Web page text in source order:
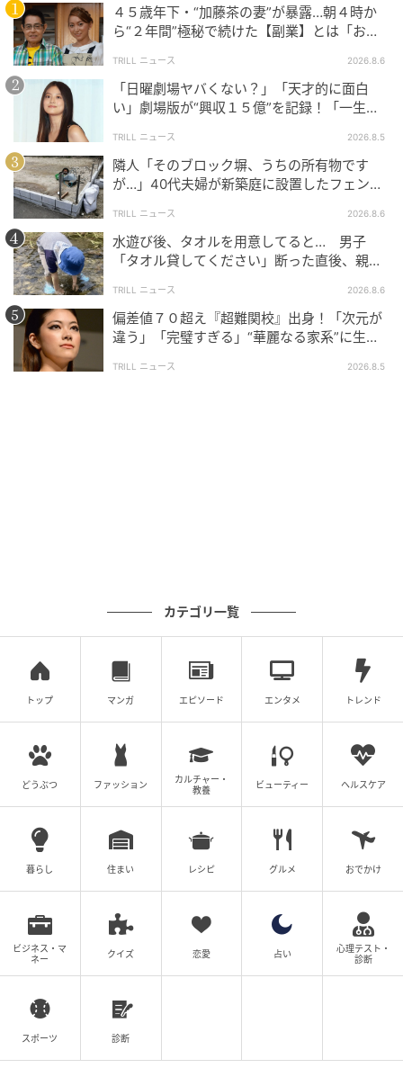
ブログ：ゆりゆ（ゆりゆアラサー女子漫画 ）
#6 何度も人影を見るかもよ…？
前の話 次の話を読む
第6話
作品をもっとみる
の記事をもっとみる
４５歳年下・“加藤茶の妻”が暴露…朝４時か
ら“２年間”極秘で続けた【副業】とは「お金
TRILL ニュース 2026.8.6
「日曜劇場ヤバくない？」「天才的に面白
い」劇場版が“興収１５億”を記録！「一生言
TRILL ニュース 2026.8.5
隣人「そのブロック塀、うちの所有物です
が…」40代夫婦が新築庭に設置したフェン
TRILL ニュース 2026.8.6
水遊び後、タオルを用意してると… 男子
「タオル貸してください」断った直後、親が
TRILL ニュース 2026.8.6
偏差値７０超え『超難関校』出身！「次元が
違う」「完璧すぎる」“華麗なる家系”に生ま
TRILL ニュース 2026.8.5
カテゴリ一覧
トップ マンガ エピソード エンタメ トレンド
どうぶつ ファッション
カルチャー・
教養
ビューティー ヘルスケア
暮らし 住まい レシピ グルメ おでかけ
ビジネス・マ
ネー
クイズ 恋愛 占い
心理テスト・
診断
スポーツ 診断